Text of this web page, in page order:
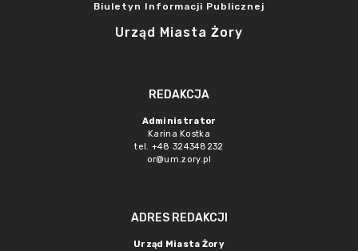
Biuletyn Informacji Publicznej
Urząd Miasta Żory
REDAKCJA
Administrator
Karina Kostka
tel. +48 324348232
or@um.zory.pl
ADRES REDAKCJI
Urząd Miasta Żory